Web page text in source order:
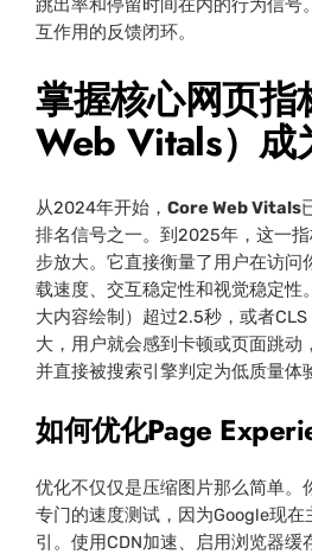
跳出率和停留时间在内的行为信号
互作用的反馈闭环。
掌握核心网页指
Web Vitals）成
从2024年开始，Core Web Vitals
排名信号之一。到2025年，这一
步放大。它直接衡量了用户在访问
载速度、交互稳定性和视觉稳定性
大内容绘制）超过2.5秒，或者
大，用户就会感到卡顿或页面跳动
并直接被搜索引擎判定为低质量体
如何优化Page
优化不仅仅是压缩图片那么简单。
专门的速度测试，因为Google现
引。使用CDN加速、启用浏览器缓